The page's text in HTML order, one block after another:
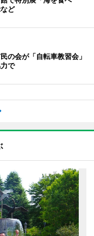
ど
の会が「自転車教習会」
で